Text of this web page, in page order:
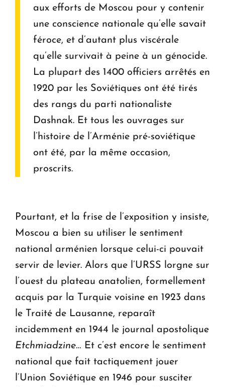
aux efforts de Moscou pour y contenir
une conscience nationale qu’elle savait
féroce, et d’autant plus viscérale
qu’elle survivait à peine à un génocide.
La plupart des 1400 officiers arrêtés en
1920 par les Soviétiques ont été tirés
des rangs du parti nationaliste
Dashnak. Et tous les ouvrages sur
l’histoire de l’Arménie pré-soviétique
ont été, par la même occasion,
proscrits.
Pourtant, et la frise de l’exposition y insiste,
Moscou a bien su utiliser le sentiment
national arménien lorsque celui-ci pouvait
servir de levier. Alors que l’URSS lorgne sur
l’ouest du plateau anatolien, formellement
acquis par la Turquie voisine en 1923 dans
le Traité de Lausanne, reparaît
incidemment en 1944 le journal apostolique
Etchmiadzine… Et c’est encore le sentiment
national que fait tactiquement jouer
l’Union Soviétique en 1946 pour susciter